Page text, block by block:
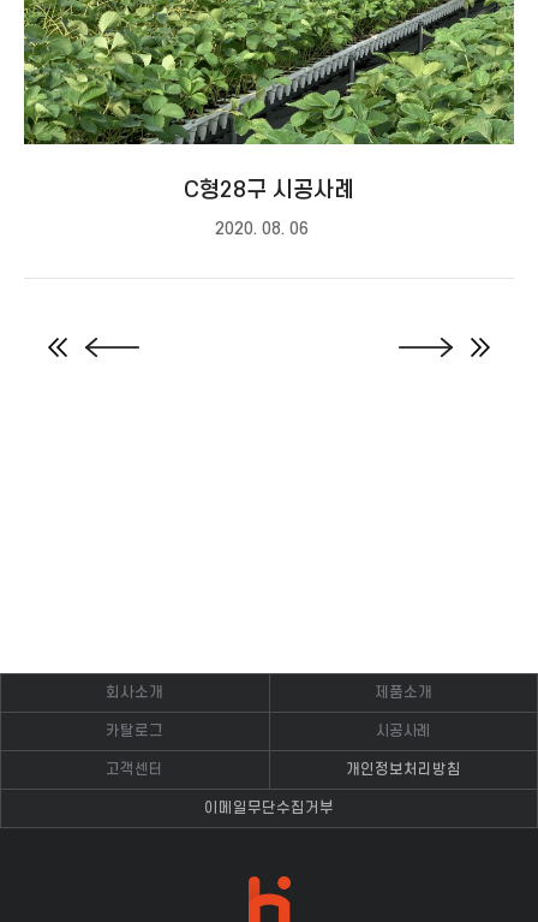
C형28구 시공사례
2020. 08. 06
회사소개 제품소개
카탈로그 시공사례
고객센터 개인정보처리방침
이메일무단수집거부